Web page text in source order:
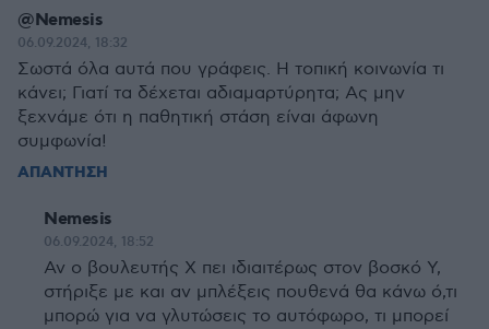
@Nemesis
06.09.2024, 18:32
Σωστά όλα αυτά που γράφεις. Η τοπική κοινωνία τι
κάνει; Γιατί τα δέχεται αδιαμαρτύρητα; Ας μην
ξεχνάμε ότι η παθητική στάση είναι άφωνη
συμφωνία!
ΑΠΑΝΤΗΣΗ
Nemesis
06.09.2024, 18:52
Αν ο βουλευτής Χ πει ιδιαιτέρως στον βοσκό Υ,
στήριξε με και αν μπλέξεις πουθενά θα κάνω ό,τι
μπορώ για να γλυτώσεις το αυτόφωρο, τι μπορεί